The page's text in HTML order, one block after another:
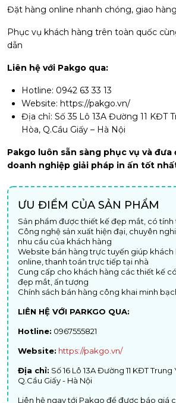
Đặt hàng online nhanh chóng, giao
Phục vụ khách hàng trên toàn quốc
dẫn
Liên hệ với Pakgo qua:
Hotline: 0942 63 33 13
Website: https://pakgo.vn/
Địa chỉ: Số 35 Lô 13A Đường 11 KĐT
Hòa, Q.Cầu Giấy – Hà Nội
Pakgo luôn sẵn sàng phục vụ và đưa
doanh nghiệp giải pháp in ấn tốt
ƯU ĐIỂM CỦA SẢN PHẨM
Sản phẩm được thiết kế đẹp mắt, có tính
Công nghệ sản xuất hiện đại, chuyên
nhu cầu của khách hàng
Website bán hàng trực tuyến giúp khách
online, thanh toán trực tiếp tại nhà
Cung cấp cho khách hàng các thiết kế
đẹp mắt, ấn tượng
Chính sách bán hàng công khai minh
LIÊN HỆ VỚI PARKGO QUA:
Hotline: 0967555821
Website: https://pakgo.vn/
Địa chỉ: Số 16 Lô 13A Đường 11 KĐT Trung
Q.Cầu Giấy - Hà Nội
Liên hệ ngay tới Pakgo để được báo giá